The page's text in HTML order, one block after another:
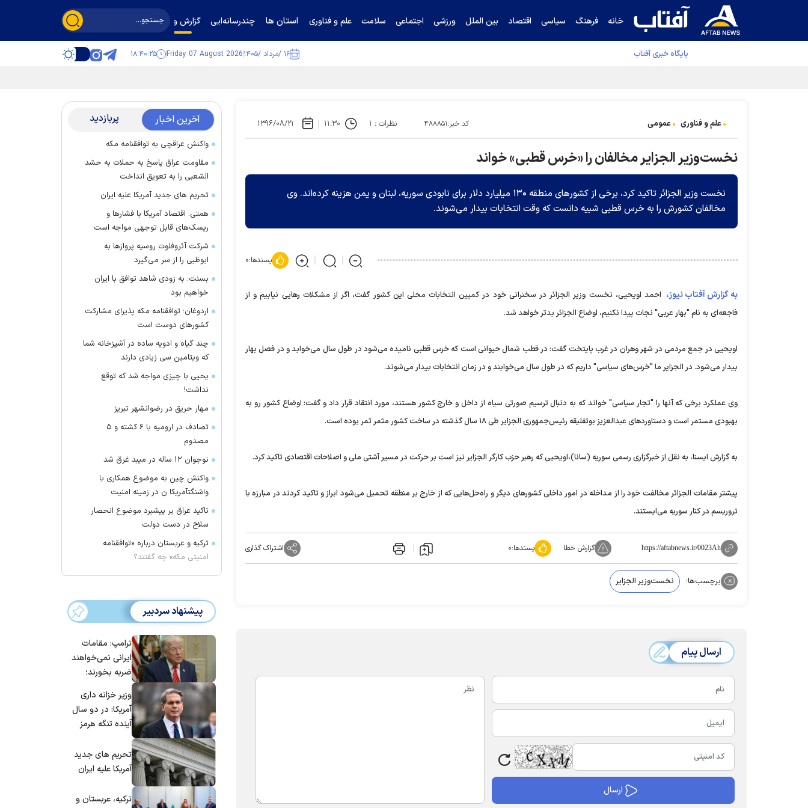
خانه فرهنگ سیاسی اقتصاد بین الملل ورزشی اجتماعی سلامت علم و فناوری استان ها چندرسانه‌ایی گزارش و گفت‌وگو
پایگاه خبری آفتاب ۱۶ /مرداد /۱۴۰۵ Friday 07 August 2026 ۱۸:۴۰:۲۵
علم و فناوری عمومی کد خبر:۴۸۸۸۵۱ نظرات : ۱ ۱۱:۳۰ ۱۳۹۶/۰۸/۲۱
نخست‌وزیر الجزایر مخالفان را «خرس قطبی» خواند
نخست وزیر الجزائر تاکید کرد، برخی از کشورهای منطقه ۱۳۰ میلیارد دلار برای نابودی سوریه، لبنان و یمن هزینه کرده‌اند. وی
مخالفان کشورش را به خرس قطبی شبیه دانست که وقت انتخابات بیدار می‌شوند.
پسندها:۰
به گزارش آفتاب نیوز، احمد اویحیی، نخست وزیر الجزائر در سخنرانی خود در کمپین انتخابات محلی این کشور گفت، اگر از مشکلات رهایی نیابیم و از
فاجعه‌ای به نام "بهار عربی" نجات پیدا نکنیم، اوضاع الجزائر بدتر خواهد شد.
اویحیی در جمع مردمی در شهر وهران در غرب پایتخت گفت: در قطب شمال حیوانی است که خرس قطبی نامیده می‌شود در طول سال می‌خوابد و در فصل بهار
بیدار می‌شود. در الجزایر ما "خرس‌های سیاسی" داریم که در طول سال می‌خوابند و در زمان انتخابات بیدار می‌شوند.
وی عملکرد برخی که آنها را "تجار سیاسی" خواند که به دنبال ترسیم صورتی سیاه از داخل و خارج کشور هستند، مورد انتقاد قرار داد و گفت:‌ اوضاع کشور رو به
بهبودی مستمر است و دستاوردهای عبدالعزیز بوتفلیقه رئیس‌جمهوری الجزایر طی ۱۸ سال گذشته در ساخت کشور مثمر ثمر بوده است.
به گزارش ایسنا، به نقل از خبرگزاری رسمی سوریه (سانا)،اویحیی که رهبر حزب کارگر الجزایر نیز است بر حرکت در مسیر آشتی ملی و اصلاحات اقتصادی تاکید کرد.
پیشتر مقامات الجزائر مخالفت خود را از مداخله در امور داخلی کشورهای دیگر و راه‌حل‌هایی که از خارج بر منطقه تحمیل می‌شود ابراز و تاکید کردند در مبارزه با
تروریسم در کنار سوریه می‌ایستند.
https://aftabnews.ir/0023Ah گزارش خطا پسندها:۰ اشتراک گذاری
برچسب‌ها: نخست‌وزیر الجزایر
ارسال پیام
آخرین اخبار پربازدید
واکنش عراقچی به توافقنامه مکه
مقاومت عراق پاسخ به حملات به حشد
الشعبی را به تعویق انداخت
تحریم های جدید آمریکا علیه ایران
همتی: اقتصاد آمریکا با فشارها و
ریسک‌های قابل توجهی مواجه است
شرکت آئروفلوت روسیه پرواز‌ها به
ابوظبی را از سر می‌گیرد
بسنت: به زودی شاهد توافق با ایران
خواهیم بود
اردوغان: توافقنامه مکه پذیرای مشارکت
کشور‌های دوست است
چند گیاه و ادویه ساده در آشپزخانه شما
که ویتامین سی زیادی دارند
یحیی با چیزی مواجه شد که توقع
نداشت!
مهار حریق در رضوانشهر تبریز
تصادف در ارومیه با ۶ کشته و ۵
مصدوم
نوجوان ۱۲ ساله در میبد غرق شد
واکنش چین به موضوع همکاری با
واشنگتآمریکا ن در زمینه امنیت
تاکید عراق بر پیشبرد موضوع انحصار
سلاح در دست دولت
ترکیه و عربستان درباره «توافقنامه
امنیتی مکه» چه گفتند؟
پیشنهاد سردبیر
ترامپ: مقامات
ایرانی نمی‌خواهند
ضربه بخورند؛
توافق برسند
وزیر خزانه داری
آمریکا: در دو سال
آینده تنگه هرمز
شد
تحریم های جدید
آمریکا علیه ایران
ترکیه، عربستان و